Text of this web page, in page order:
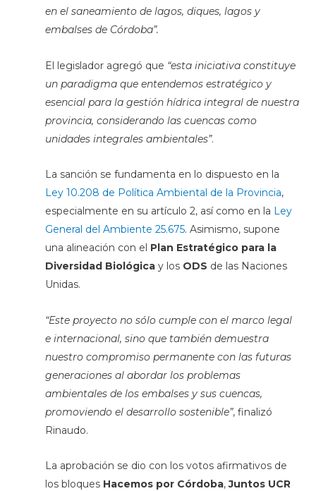
en el saneamiento de lagos, diques, lagos y
embalses de Córdoba”.
El legislador agregó que “esta iniciativa constituye
un paradigma que entendemos estratégico y
esencial para la gestión hídrica integral de nuestra
provincia, considerando las cuencas como
unidades integrales ambientales”.
La sanción se fundamenta en lo dispuesto en la
Ley 10.208 de Política Ambiental de la Provincia,
especialmente en su artículo 2, así como en la Ley
General del Ambiente 25.675. Asimismo, supone
una alineación con el Plan Estratégico para la
Diversidad Biológicay los ODS de las Naciones
Unidas.
“Este proyecto no sólo cumple con el marco legal
e internacional, sino que también demuestra
nuestro compromiso permanente con las futuras
generaciones al abordar los problemas
ambientales de los embalses y sus cuencas,
promoviendo el desarrollo sostenible”, finalizó
Rinaudo.
La aprobación se dio con los votos afirmativos de
los bloques Hacemos por Córdoba,Juntos UCR